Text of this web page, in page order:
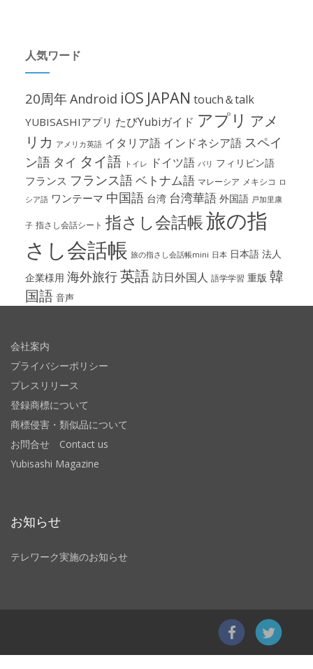
人気ワード
20周年Android iOS JAPAN touch＆talk
YUBISASHIアプリ たびYubiガイド アプリ アメ
リカ アメリカ英語 イタリア語 インドネシア語 スペイ
ン語 タイ タイ語 トイレ ドイツ語 パリ フィリピン語
フランス フランス語ベトナム語 マレーシア メキシコ ロ
シア語 ワンテーマ 中国語 台湾 台湾華語 外国語 戸加里康
子 指さし会話シート 指さし会話帳旅の指
さし会話帳 旅の指さし会話帳mini 日本 日本語 法人
企業様用 海外旅行英語訪日外国人 語学学習 重版 韓
国語 音声
会社案内
プライバシーポリシー
プレスリリース
登録商標について
商標侵害・類似品について
お問合せ Contact us
Yubisashi Magazine
お知らせ
テレワーク実施のお知らせ